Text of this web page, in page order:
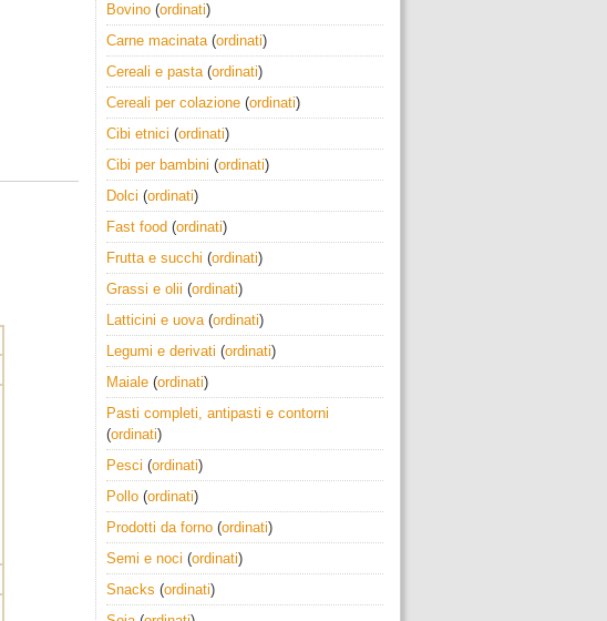
Bovino (ordinati)
Carne macinata(ordinati)
Cereali e pasta(ordinati)
Cereali per colazione (ordinati)
Cibi etnici (ordinati)
Cibi per bambini (ordinati)
Dolci (ordinati)
Fast food (ordinati)
Frutta e succhi (ordinati)
Grassi e olii (ordinati)
Latticini e uova(ordinati)
Legumi e derivati (ordinati)
Maiale (ordinati)
Pasti completi, antipasti e contorni
(ordinati)
Pesci (ordinati)
Pollo (ordinati)
Prodotti da forno (ordinati)
Semi e noci (ordinati)
Snacks (ordinati)